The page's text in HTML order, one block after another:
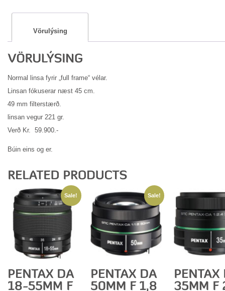
Vörulýsing
Normal linsa fyrir „full frame“ vélar.
Linsan fókuserar næst 45 cm.
49 mm filterstærð.
linsan vegur 221 gr.
Verð Kr. 59.900.-
Búin eins og er.
Sale! Sale!